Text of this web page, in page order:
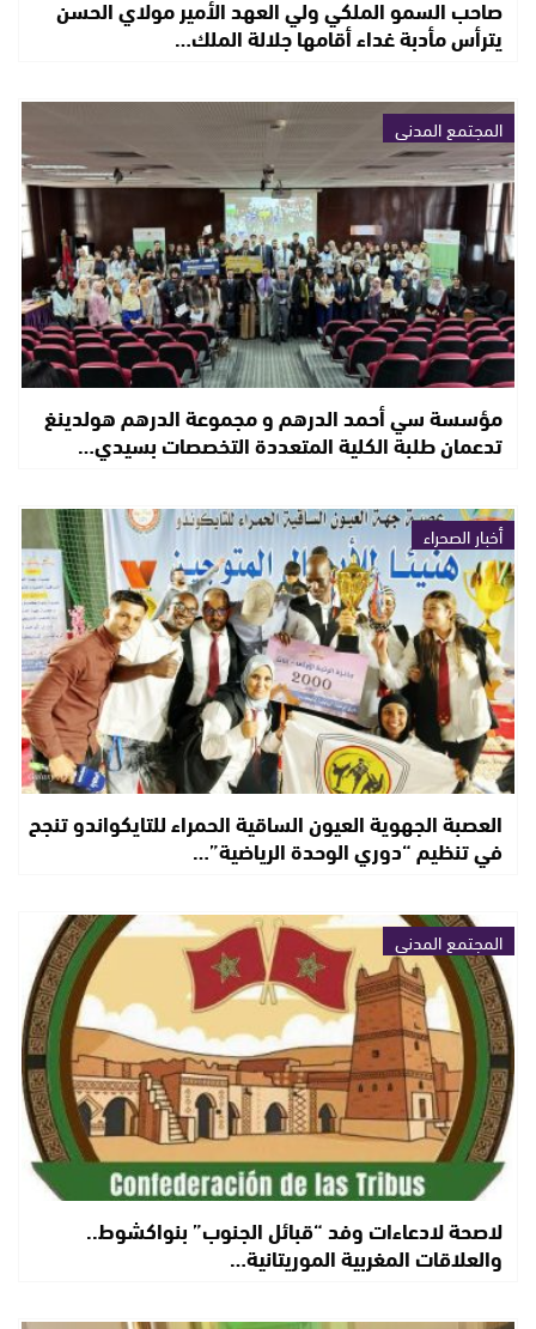
صاحب السمو الملكي ولي العهد الأمير مولاي الحسن
يترأس مأدبة غداء أقامها جلالة الملك…
المجتمع المدني
مؤسسة سي أحمد الدرهم و مجموعة الدرهم هولدينغ
تدعمان طلبة الكلية المتعددة التخصصات بسيدي…
أخبار الصحراء
العصبة الجهوية العيون الساقية الحمراء للتايكواندو تنجح
في تنظيم “دوري الوحدة الرياضية”…
المجتمع المدني
لاصحة لادعاءات وفد “قبائل الجنوب” بنواكشوط..
والعلاقات المغربية الموريتانية…